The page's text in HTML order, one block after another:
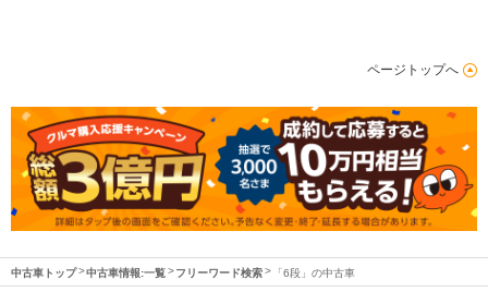
ページトップへ
中古車トップ 中古車情報:一覧 フリーワード検索 「6段」の中古車